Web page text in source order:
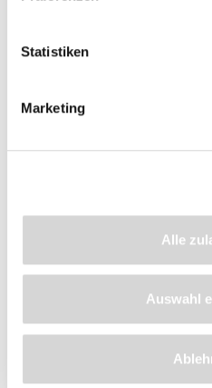
Statistiken
Marketing
Alle
Auswahl
Wuchshöhe: je nach Schnitt, bis
Lieferzeit: 4 - 9 Werktage
Menge Stückpreis
ab50 3,45 €*